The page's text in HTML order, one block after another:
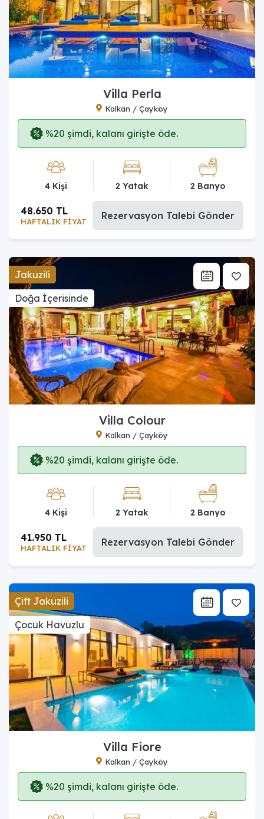
Villa Perla
Kalkan / Çayköy
%20 şimdi, kalanı girişte öde.
4 Kişi 2 Yatak 2 Banyo
HAFTALIK FİYAT
48.650 TL Rezervasyon Talebi Gönder
Jakuzili
Doğa İçerisinde
Villa Colour
Kalkan / Çayköy
%20 şimdi, kalanı girişte öde.
4 Kişi 2 Yatak 2 Banyo
HAFTALIK FİYAT
41.950 TL Rezervasyon Talebi Gönder
Çift Jakuzili
Çocuk Havuzlu
Villa Fiore
Kalkan / Çayköy
%20 şimdi, kalanı girişte öde.